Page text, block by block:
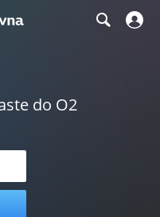
do O2